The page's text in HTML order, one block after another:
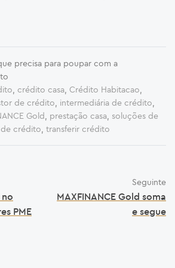
precisa para poupar com a
, crédito casa, Crédito Habitacao,
de crédito, intermediária de crédito,
Gold, prestação casa, soluções de
crédito, transferir crédito
no
PME
Seguinte
MAXFINANCE Gold soma
e segue